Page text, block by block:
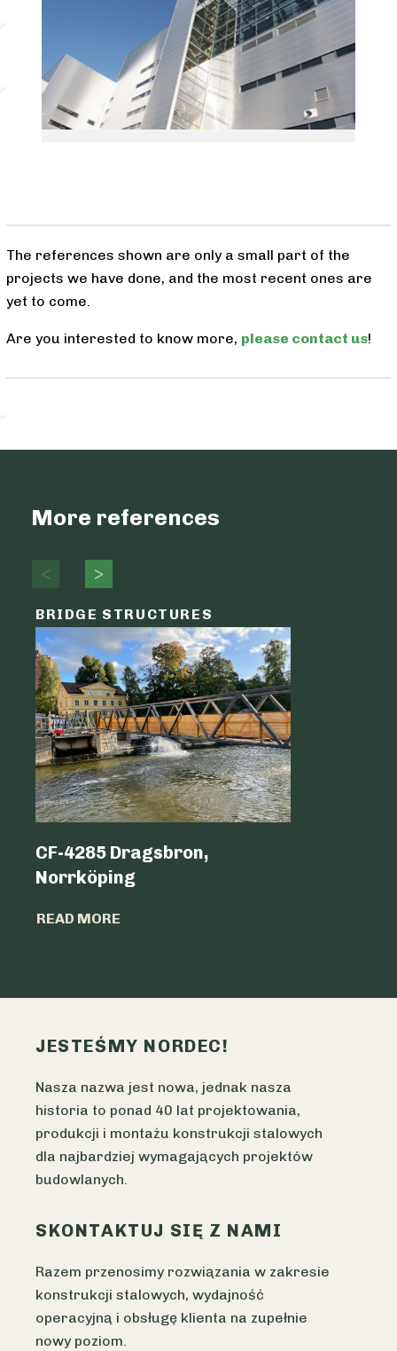
The references shown are only a small part of the
projects we have done, and the most recent ones are
yet to come.
Are you interested to know more, please contact us!
More references
BRIDGE STRUCTURES
CF-4285 Dragsbron,
Norrköping
READ MORE
JESTEŚMY NORDEC!
Nasza nazwa jest nowa, jednak nasza
historia to ponad 40 lat projektowania,
produkcji i montażu konstrukcji stalowych
dla najbardziej wymagających projektów
budowlanych.
SKONTAKTUJ SIĘ Z NAMI
Razem przenosimy rozwiązania w zakresie
konstrukcji stalowych, wydajność
operacyjną i obsługę klienta na zupełnie
nowy poziom.